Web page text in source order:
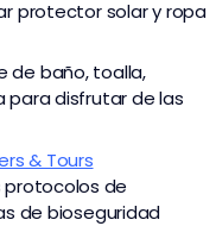
protector solar y ropa
de baño, toalla,
disfrutar de las
& Tours
protocolos de
de bioseguridad